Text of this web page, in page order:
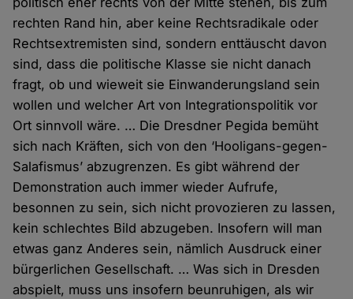
rechten Rand hin, aber keine Rechtsradikale oder
Rechtsextremisten sind, sondern enttäuscht davon
sind, dass die politische Klasse sie nicht danach
fragt, ob und wieweit sie Einwanderungsland sein
wollen und welcher Art von Integrationspolitik vor
Ort sinnvoll wäre. … Die Dresdner Pegida bemüht
sich nach Kräften, sich von den ‘Hooligans-gegen-
Salafismus’ abzugrenzen. Es gibt während der
Demonstration auch immer wieder Aufrufe,
besonnen zu sein, sich nicht provozieren zu lassen,
kein schlechtes Bild abzugeben. Insofern will man
etwas ganz Anderes sein, nämlich Ausdruck einer
bürgerlichen Gesellschaft. … Was sich in Dresden
abspielt, muss uns insofern beunruhigen, als wir